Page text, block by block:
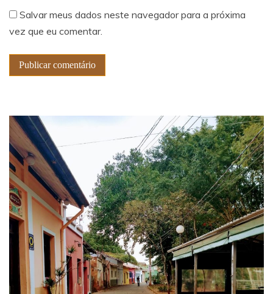
Salvar meus dados neste navegador para a próxima
vez que eu comentar.